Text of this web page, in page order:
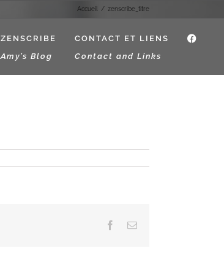
ZENSCRIBE
Amy’s Blog
CONTACT ET LIENS
Contact and Links
Accueil zenscribe_titre
Facebook
Email